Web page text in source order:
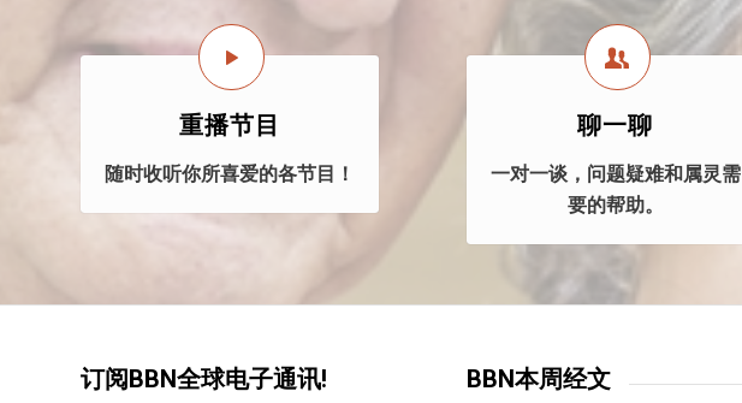
重播节目
随时收听你所喜爱的各节目！
聊一聊
一对一谈，问题疑难和属灵需
要的帮助。
订阅BBN全球电子通讯! BBN本周经文